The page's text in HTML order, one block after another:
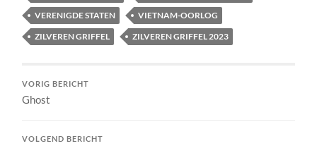
VERENIGDE STATEN
VIETNAM-OORLOG
ZILVEREN GRIFFEL
ZILVEREN GRIFFEL 2023
VORIG BERICHT
Ghost
VOLGEND BERICHT